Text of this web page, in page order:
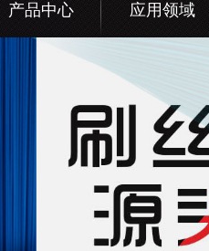
产品中心 应用领域